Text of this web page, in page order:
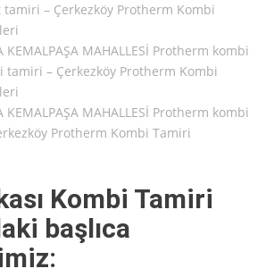
– Çerkezköy Protherm Kombi
KEMALPAŞA MAHALLESİ Protherm kombi
tamiri – Çerkezköy Protherm Kombi
KEMALPAŞA MAHALLESİ Protherm kombi
Protherm Kombi Tamiri
Kombi Tamiri
başlıca